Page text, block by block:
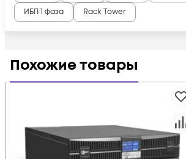
ИБП 1 фаза
Rack Tower
Похожие товары